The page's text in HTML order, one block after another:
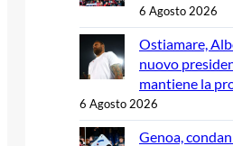
6 Agosto 2026
Ostiamare,
nuovo
mantiene la
6 Agosto 2026
Genoa,